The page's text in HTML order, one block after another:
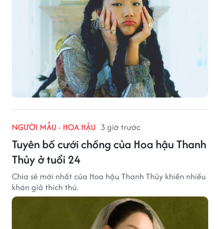
NGƯỜI MẪU - HOA HẬU 3 giờ trước
Tuyên bố cưới chồng của Hoa hậu Thanh
Thủy ở tuổi 24
Chia sẻ mới nhất của Hoa hậu Thanh Thủy khiến nhiều
khán giả thích thú.